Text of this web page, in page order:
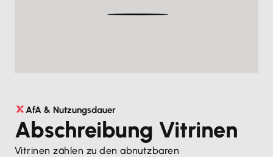
AfA & Nutzungsdauer
Abschreibung Vitrinen
Vitrinen zählen zu den abnutzbaren